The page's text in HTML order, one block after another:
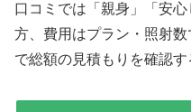
口コミでは「親身」「安
方、費用はプラン・照射
で総額の見積もりを確認す